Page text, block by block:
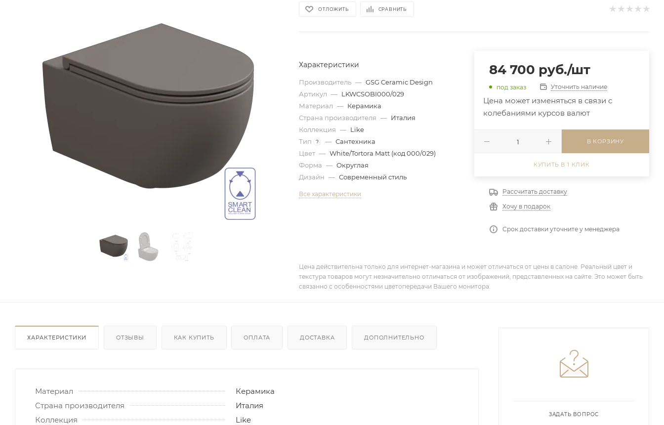
ОТЛОЖИТЬ СРАВНИТЬ
Характеристики
Производитель — GSG Ceramic Design
Артикул — LKWCSOBI000/029
Материал — Керамика
Страна производителя — Италия
Коллекция — Like
Тип
? — Сантехника
Цвет — White/Tortora Matt (код 000/029)
Форма — Округлая
Дизайн — Современный стиль
Все характеристики
84 700 руб./шт
под заказ Уточнить наличие
Цена может изменяться в связи с
колебаниями курсов валют
В КОРЗИНУ
КУПИТЬ В 1 КЛИК
Рассчитать доставку
Хочу в подарок
Срок доставки уточните у менеджера
Цена действительна только для интернет-магазина и может отличаться от цены в салоне. Реальный цвет и
текстура товаров могут незначительно отличаться от изображений, представленных на сайте. Это может быть
связанно с особенностями цветопередачи Вашего монитора.
ХАРАКТЕРИСТИКИ ОТЗЫВЫ КАК КУПИТЬ ОПЛАТА ДОСТАВКА ДОПОЛНИТЕЛЬНО
Материал
Керамика
Страна производителя
Италия
Коллекция
Like
ЗАДАТЬ ВОПРОС